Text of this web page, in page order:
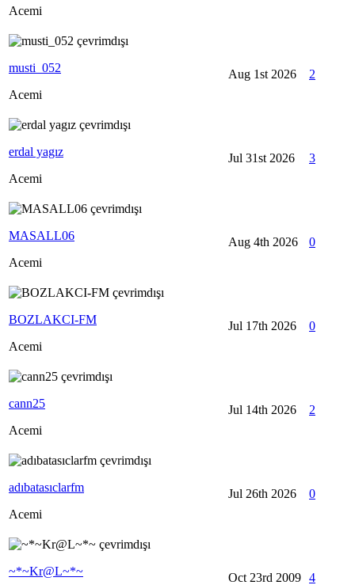
Acemi
musti_052
Acemi
Aug 1st 2026 2
erdal yagız
Acemi
Jul 31st 2026 3
MASALL06
Acemi
Aug 4th 2026 0
BOZLAKCI-FM
Acemi
Jul 17th 2026 0
cann25
Acemi
Jul 14th 2026 2
adıbatasıclarfm
Acemi
Jul 26th 2026 0
~*~Kr@L~*~
Oct 23rd 2009 4